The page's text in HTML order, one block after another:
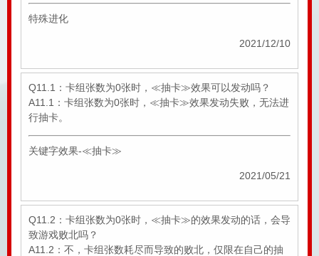
特殊进化
2021/12/10
Q11.1：卡组张数为0张时，≪抽卡≫效果可以发动吗？
A11.1：卡组张数为0张时，≪抽卡≫效果发动失败，无法进
行抽卡。
关键字效果-≪抽卡≫
2021/05/21
Q11.2：卡组张数为0张时，≪抽卡≫的效果发动的话，会导
致游戏败北吗？
A11.2：不，卡组张数耗尽而导致的败北，仅限在自己的抽